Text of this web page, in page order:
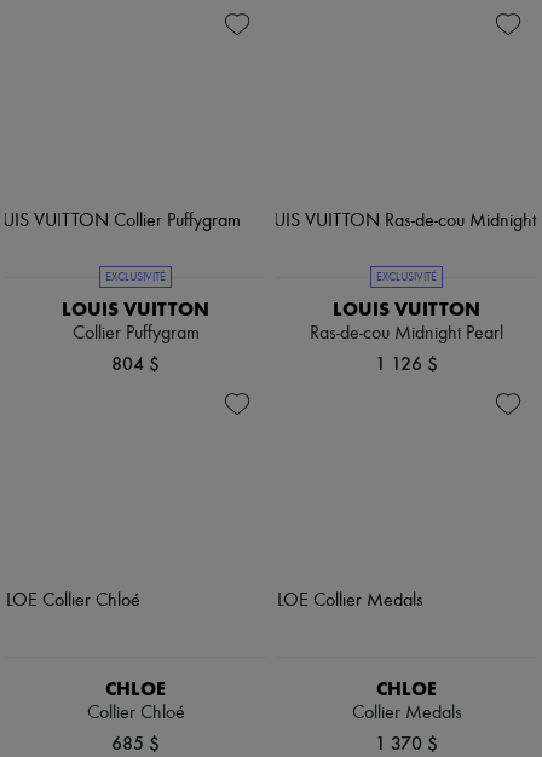
EXCLUSIVITÉ
LOUIS VUITTON
Collier Puffygram
804 $
EXCLUSIVITÉ
LOUIS VUITTON
Ras-de-cou Midnight Pearl
1 126 $
CHLOE
Collier Chloé
685 $
CHLOE
Collier Medals
1 370 $